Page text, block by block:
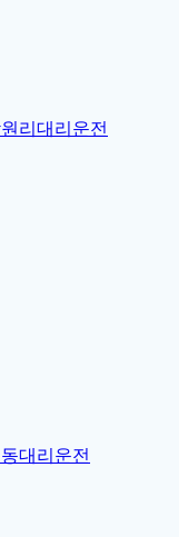
리대리운전
대리운전